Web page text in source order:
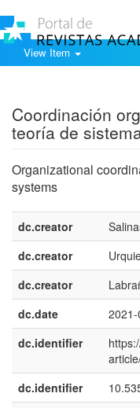
View Item
Coordinación
teoría de
Organizational
systems
dc.creator
dc.creator
dc.creator
dc.date
dc.identifier
dc.identifier